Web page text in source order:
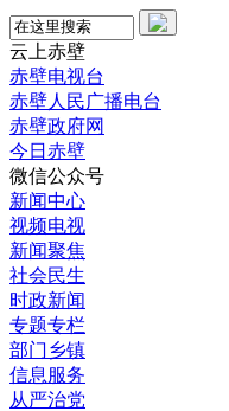
云上赤壁
赤壁电视台
赤壁人民广播电台
赤壁政府网
今日赤壁
微信公众号
新闻中心
视频电视
新闻聚焦
社会民生
时政新闻
专题专栏
部门乡镇
信息服务
从严治党